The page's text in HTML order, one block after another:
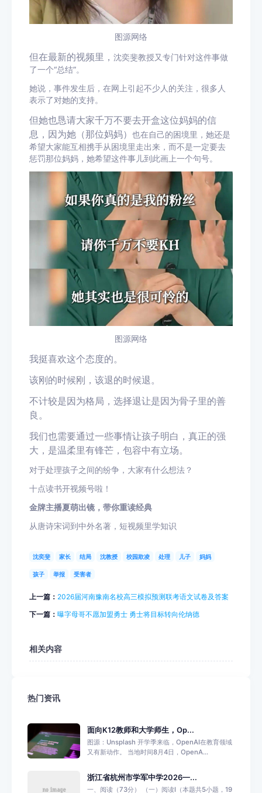
图源网络
但在最新的视频里， 沈奕斐教授又专门针对这件事做
了一个“总结”。
她说，事件发生后，在网上引起不少人的关注，很多人
表示了对她的支持。
但她也恳请大家千万不要去开盒这位妈妈的信
息，因为她（那位妈妈）
也在自己的困境里 ，她还是
希望大家能互相携手从困境里走出来，而不是一定要去
惩罚那位妈妈，她希望这件事儿到此画上一个句号。
图源网络
我挺喜欢这个态度的。
该刚的时候刚，该退的时候退。
不计较是因为格局，选择退让是因为骨子里的善
良。
我们也需要通过一些事情让孩子明白， 真正的强
大，是温柔里有锋芒，包容中有立场。
对于处理孩子之间的纷争，大家有什么想法？
十点读书开视频号啦！
金牌主播夏萌出镜，带你重读经典
从唐诗宋词到中外名著，短视频里学知识
沈奕斐 家长 结局 沈教授 校园欺凌 处理 儿子 妈妈
孩子 举报 受害者
上一篇： 2026届河南豫南名校高三模拟预测联考语文试卷及答案
下一篇： 曝字母哥不愿加盟勇士 勇士将目标转向伦纳德
相关内容
热门资讯
面向K12教师和大学师生，Op...
图源：Unsplash 开学季来临，OpenAI在教育领域
又有新动作。 当地时间8月4日，OpenA...
浙江省杭州市学军中学2026—...
一、阅读（73分） （一）阅读Ⅰ（本题共5小题，19